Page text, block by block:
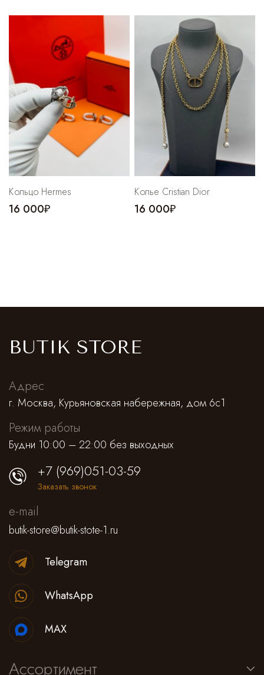
Кольцо Hermes
16 000₽
Колье Cristian Dior
16 000₽
BUTIK STORE
Адрес
г. Москва, Курьяновская набережная, дом 6с1
Режим работы
Будни 10:00 – 22:00 без выходных
Ассортимент
+7 (969)051-03-59
Заказать звонок
e-mail
butik-store@butik-stote-1.ru
Telegram
WhatsApp
MAX